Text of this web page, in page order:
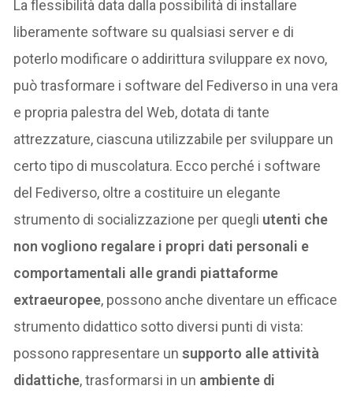
La flessibilità data dalla possibilità di installare
liberamente software su qualsiasi server e di
poterlo modificare o addirittura sviluppare ex novo,
può trasformare i software del Fediverso in una vera
e propria palestra del Web, dotata di tante
attrezzature, ciascuna utilizzabile per sviluppare un
certo tipo di muscolatura. Ecco perché i software
del Fediverso, oltre a costituire un elegante
strumento di socializzazione per quegli utenti che
non vogliono regalare i propri dati personali e
comportamentali alle grandi piattaforme
extraeuropee, possono anche diventare un efficace
strumento didattico sotto diversi punti di vista:
possono rappresentare unsupporto alle attività
didattiche, trasformarsi in un ambiente di